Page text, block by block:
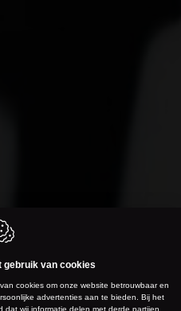
policy Sitemap
gebruik van cookies
cookies om onze website betrouwbaar en
advertenties aan te bieden. Bij het
wij informatie delen met derde partijen,